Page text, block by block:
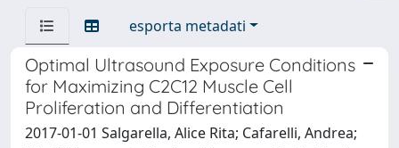
esporta metadati
Optimal Ultrasound Exposure Conditions
for Maximizing C2C12 Muscle Cell
Proliferation and Differentiation
2017-01-01 Salgarella, Alice Rita; Cafarelli, Andrea;